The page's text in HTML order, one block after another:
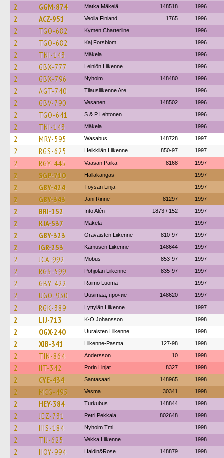
2 GGM-874 Matka Mäkelä 148518 1996
2 ACZ-951 Veolia Finland 1765 1996
2 TGO-682 Kymen Charterline 1996
2 TGO-682 Kaj Forsblom 1996
2 TNI-143 Mäkela 1996
2 GBX-777 Leiniön Liikenne 1996
2 GBX-796 Nyholm 148480 1996
2 AGT-740 Tilausliikenne Are 1996
2 GBV-790 Vesanen 148502 1996
2 TGO-641 S & P Lehtonen 1996
2 TNI-143 Mäkela 1996
2 MRY-595 Wasabus 148728 1997
2 RGS-625 Heikkilän Liikenne 850-97 1997
2 RGY-445 Vaasan Paika 8168 1997
2 SGP-710 Hallakangas 1997
2 GBY-424 Töysän Linja 1997
2 GBY-343 Jani Rinne 81297 1997
2 BRI-152 Into Alén 1873 / 152 1997
2 KIA-537 Mäkela 1997
2 GBY-323 Oravaisten Liikenne 810-97 1997
2 IGR-253 Kamusen Liikenne 148644 1997
2 JCA-992 Mobus 853-97 1997
2 RGS-599 Pohjolan Liikenne 835-97 1997
2 GBY-422 Raimo Luoma 1997
2 UGO-930 Uusimaa, прочие 148620 1997
2 RGK-389 Lyttylän Liikenne 1997
2 LIJ-713 K-O Johansson 1998
2 OGX-240 Uuraisten Liikenne 1998
2 XIB-341 Liikenne-Pasma 127-98 1998
2 TIN-864 Andersson 10 1998
2 IIT-342 Porin Linjat 8327 1998
2 CYE-434 Santasaari 148965 1998
2 MCG-495 Vesma 30341 1998
2 HEY-384 Turkubus 148844 1998
2 JEZ-731 Petri Pekkala 802648 1998
2 HIS-184 Nyholm Tmi 1998
2 TIJ-625 Vekka Liikenne 1998
2 HOY-994 Haldin&Rose 148879 1998